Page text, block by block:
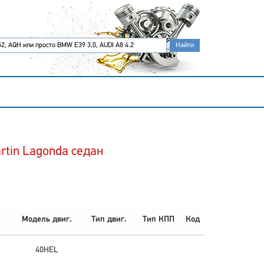
Lagonda седан
Модель двиг. Тип двиг. Тип КПП Код
40HEL